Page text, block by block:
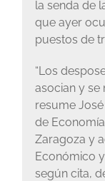
la senda de
que ayer
puestos de
“Los
asocian y se
resume
de
Zaragoza y
Económico y
según cita,